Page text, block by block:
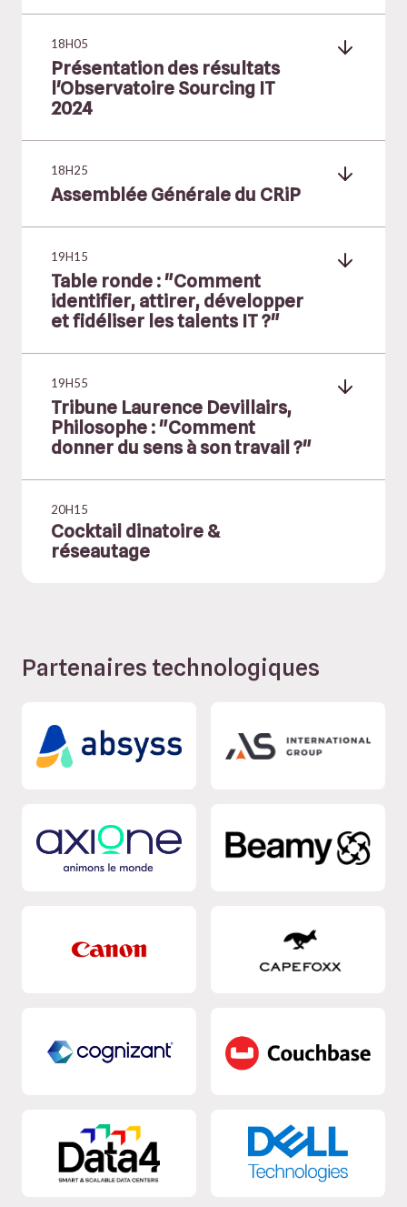
18H05
Présentation des résultats
l'Observatoire Sourcing IT
2024
18H25
Assemblée Générale du CRiP
19H15
Table ronde : "Comment
identifier, attirer, développer
et fidéliser les talents IT ?"
19H55
Tribune Laurence Devillairs,
Philosophe : "Comment
donner du sens à son travail ?"
20H15
Cocktail dinatoire &
réseautage
Partenaires technologiques